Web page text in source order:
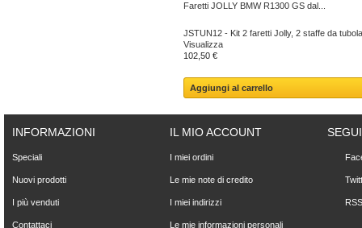
Faretti JOLLY BMW R1300 GS dal...
JSTUN12 - Kit 2 faretti Jolly, 2 staffe da
Visualizza
102,50 €
Aggiungi al carrello
INFORMAZIONI
Speciali
Nuovi prodotti
I più venduti
Contattaci
IL MIO ACCOUNT
I miei ordini
Le mie note di credito
I miei indirizzi
Le mie informazioni personali
RSS